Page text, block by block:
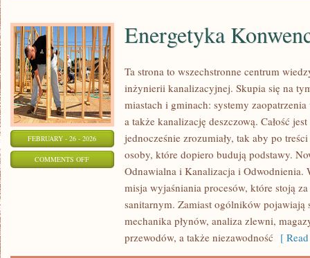
FEBRUARY - 26 - 2026
COMMENTS OFFON
ENERGETYKA
KONWENCJONALNA
Energetyka
Ta strona to wszechstronne centrum
inżynierii kanalizacyjnej. Skupia się na
miastach i gminach: systemy
a także kanalizację deszczową. Całość
jednocześnie zrozumiały, tak aby po
osoby, które dopiero budują podstawy.
Odnawialna i Kanalizacja i Odwodnienia.
misja wyjaśniania procesów, które stoją
sanitarnym. Zamiast ogólników
mechanika płynów, analiza zlewni,
przewodów, a także niezawodność [